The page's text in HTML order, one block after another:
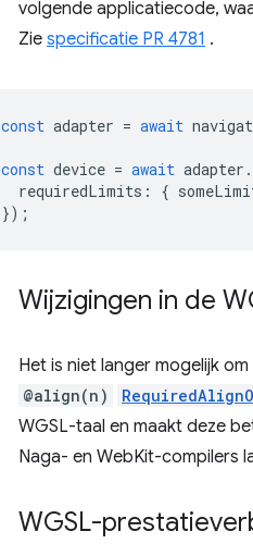
volgende applicatiecode,
Zie specificatie PR 4781 .
const adapter = await
const device = await adapter .
requiredLimits : {
});
Wijzigingen in de
Het is niet langer mogelijk
@align(n)
WGSL-taal en maakt deze
Naga- en WebKit-compilers
WGSL-